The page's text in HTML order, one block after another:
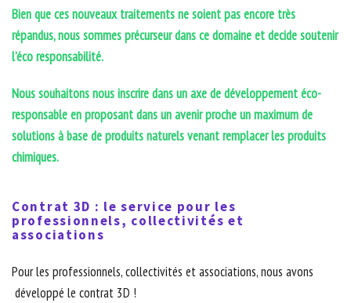
Bien que ces nouveaux traitements ne soient pas encore très
répandus, nous sommes précurseur dans ce domaine et decide soutenir
l’éco responsabilité.
Nous souhaitons nous inscrire dans un axe de développement éco-
responsable en proposant dans un avenir proche un maximum de
solutions à base de produits naturels venant remplacer les produits
chimiques.
Contrat 3D : le service pour les
professionnels, collectivités et
associations
Pour les professionnels, collectivités et associations, nous avons
développé le contrat 3D !